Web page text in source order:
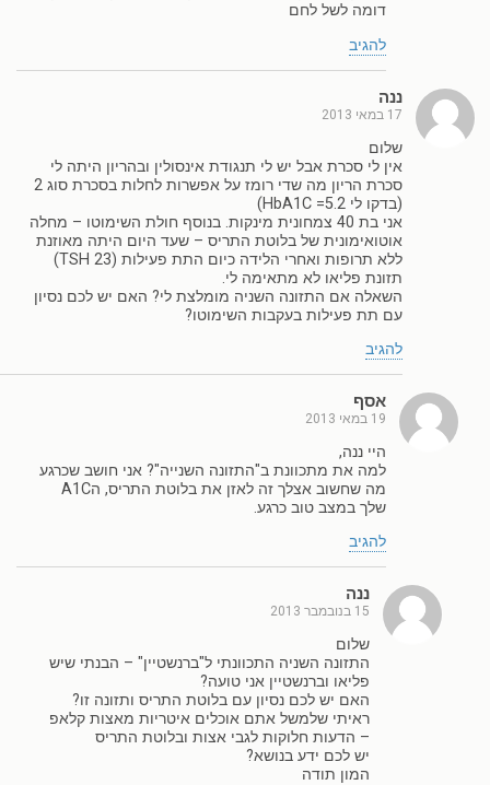
דומה לשל לחם
להגיב
ננה
17 במאי 2013
שלום
אין לי סכרת אבל יש לי תנגודת אינסולין ובהריון היתה לי
סכרת הריון מה שדי רומז על אפשרות לחלות בסכרת סוג 2
(בדקו לי HbA1C =5.2)
אני בת 40 צמחונית מינקות. בנוסף חולת השימוטו – מחלה
אוטואימונית של בלוטת התריס – שעד היום היתה מאוזנת
ללא תרופות ואחרי הלידה כיום התת פעילות (TSH 23)
תזונת פליאו לא מתאימה לי.
השאלה אם התזונה השניה מומלצת לי? האם יש לכם נסיון
עם תת פעילות בעקבות השימוטו?
להגיב
אסף
19 במאי 2013
היי ננה,
למה את מתכוונת ב"התזונה השנייה"? אני חושב שכרגע
מה שחשוב אצלך זה לאזן את בלוטת התריס, הA1C
שלך במצב טוב כרגע.
להגיב
ננה
15 בנובמבר 2013
שלום
התזונה השניה התכוונתי ל"ברנשטיין" – הבנתי שיש
פליאו וברנשטיין אני טועה?
האם יש לכם נסיון עם בלוטת התריס ותזונה זו?
ראיתי שלמשל אתם אוכלים איטריות מאצות קלאפ
– הדעות חלוקות לגבי אצות ובלוטת התריס
יש לכם ידע בנושא?
המון תודה